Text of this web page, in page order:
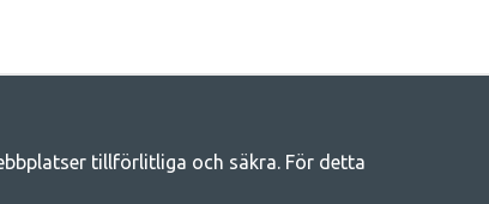
tillförlitliga och säkra. För detta